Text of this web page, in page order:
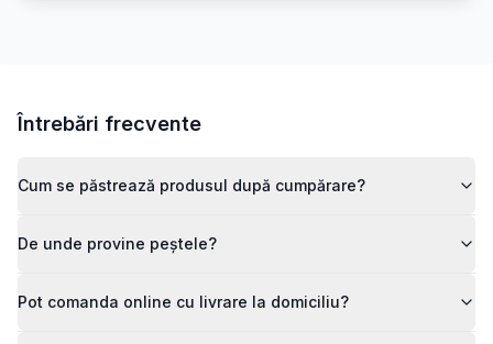
Întrebări frecvente
Cum se păstrează produsul după cumpărare?
De unde provine peștele?
Pot comanda online cu livrare la domiciliu?